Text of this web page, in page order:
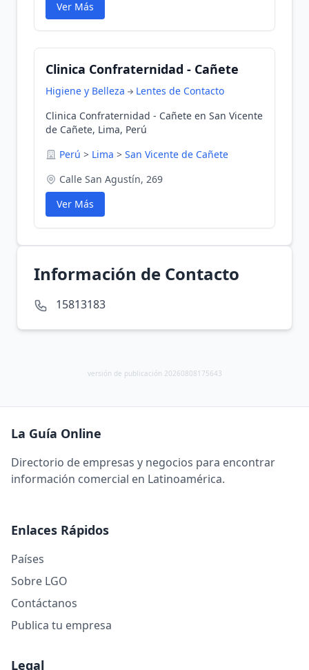
Ver Más
Clinica Confraternidad - Cañete
Higiene y Belleza
Lentes de Contacto
Clinica Confraternidad - Cañete en San Vicente
de Cañete, Lima, Perú
Perú > Lima > San Vicente de Cañete
Calle San Agustín, 269
Ver Más
Información de Contacto
15813183
versión de publicación 20260808175643
La Guía Online
Directorio de empresas y negocios para encontrar
información comercial en Latinoamérica.
Enlaces Rápidos
Países
Sobre LGO
Contáctanos
Publica tu empresa
Legal